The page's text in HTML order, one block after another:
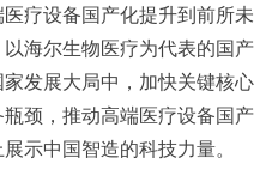
疗设备国产化提升到前所未
海尔生物医疗为代表的国产
发展大局中，加快关键核心
颈，推动高端医疗设备国产
示中国智造的科技力量。